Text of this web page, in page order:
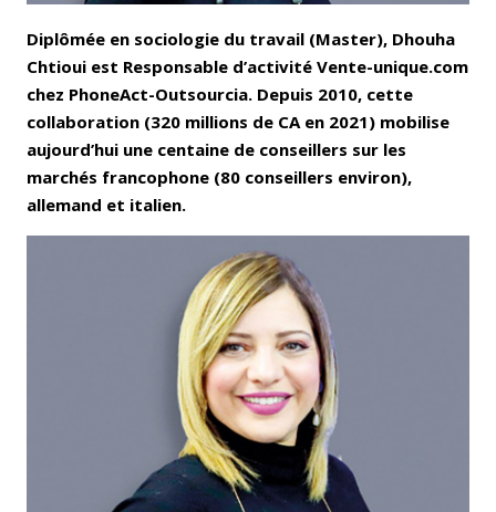
Diplômée en sociologie du travail (Master), Dhouha
Chtioui est Responsable d’activité Vente-unique.com
chez PhoneAct-Outsourcia. Depuis 2010, cette
collaboration (320 millions de CA en 2021) mobilise
aujourd’hui une centaine de conseillers sur les
marchés francophone (80 conseillers environ),
allemand et italien.